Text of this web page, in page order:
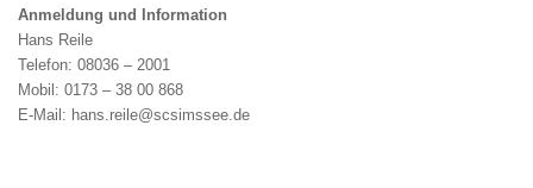
Anmeldung und Information
Hans Reile
Telefon: 08036 – 2001
Mobil: 0173 – 38 00 868
E-Mail: hans.reile@scsimssee.de